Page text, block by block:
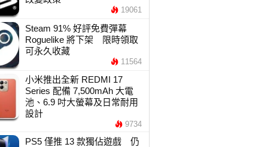
19061
Steam 91% 好評免費彈幕
Roguelike 將下架 限時領取
可永久收藏
11564
小米推出全新 REDMI 17
Series 配備 7,500mAh 大電
池、6.9 吋大螢幕及日常耐用
設計
9734
PS5 僅推 13 款獨佔遊戲 仍